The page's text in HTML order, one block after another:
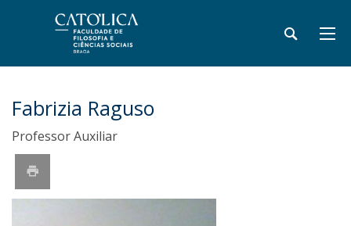
Fabrizia Raguso
Professor Auxiliar